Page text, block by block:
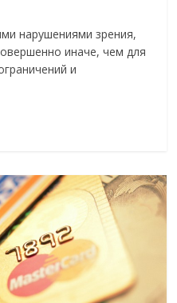
нарушениями зрения,
иначе, чем для
и